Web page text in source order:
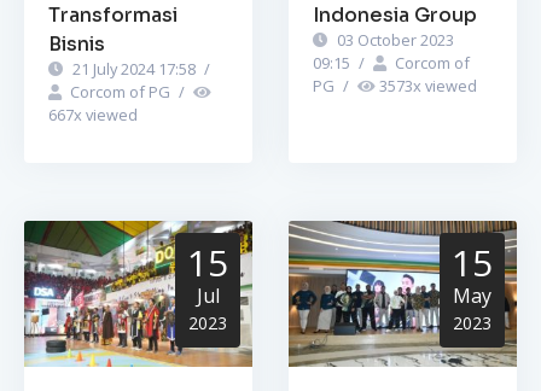
Transformasi
Bisnis
21 July 2024 17:58 /
Corcom of PG /
667x viewed
Indonesia Group
03 October 2023
09:15 /
Corcom of
PG / 3573x viewed
15
Jul
2023
15
May
2023